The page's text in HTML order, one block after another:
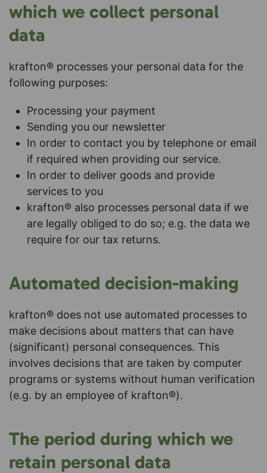
which we collect personal
data
krafton® processes your personal data for the
following purposes:
Processing your payment
Sending you our newsletter
In order to contact you by telephone or email
if required when providing our service.
In order to deliver goods and provide
services to you
krafton® also processes personal data if we
are legally obliged to do so; e.g. the data we
require for our tax returns.
Automated decision-making
krafton® does not use automated processes to
make decisions about matters that can have
(significant) personal consequences. This
involves decisions that are taken by computer
programs or systems without human verification
(e.g. by an employee of krafton®).
The period during which we
retain personal data